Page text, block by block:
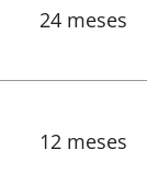
24 meses
12 meses